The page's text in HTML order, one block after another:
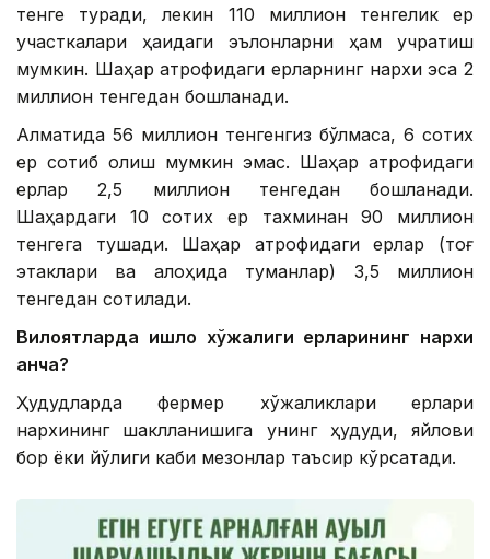
тенге туради, лекин 110 миллион тенгелик ер
участкалари ҳақидаги эълонларни ҳам учратиш
мумкин. Шаҳар атрофидаги ерларнинг нархи эса 2
миллион тенгедан бошланади.
Алматида 56 миллион тенгенгиз бўлмаса, 6 сотих
ер сотиб олиш мумкин эмас. Шаҳар атрофидаги
ерлар 2,5 миллион тенгедан бошланади.
Шаҳардаги 10 сотих ер тахминан 90 миллион
тенгега тушади. Шаҳар атрофидаги ерлар (тоғ
этаклари ва алоҳида туманлар) 3,5 миллион
тенгедан сотилади.
Вилоятларда қишлоқ хўжалиги ерларининг нархи
қанча?
Ҳудудларда фермер хўжаликлари ерлари
нархининг шаклланишига унинг ҳудуди, яйлови
бор ёки йўқлиги каби мезонлар таъсир кўрсатади.